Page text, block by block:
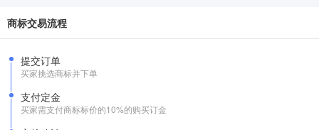
商标交易流程
提交订单
买家挑选商标并下单
支付定金
买家需支付商标标价的10%的购买订金